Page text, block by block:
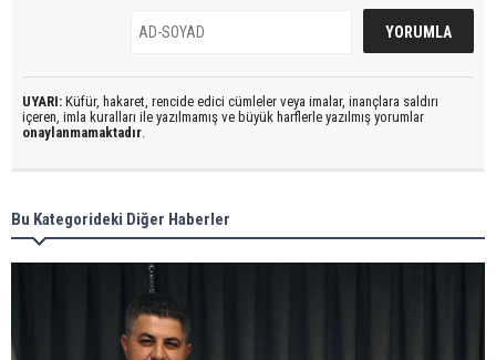
UYARI: Küfür, hakaret, rencide edici cümleler veya imalar, inançlara saldırı
içeren, imla kuralları ile yazılmamış ve büyük harflerle yazılmış yorumlar
onaylanmamaktadır.
Bu Kategorideki Diğer Haberler